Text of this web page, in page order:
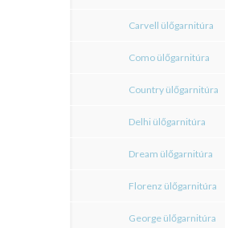
Carvell ülőgarnitúra
Como ülőgarnitúra
Country ülőgarnitúra
Delhi ülőgarnitúra
Dream ülőgarnitúra
Florenz ülőgarnitúra
George ülőgarnitúra